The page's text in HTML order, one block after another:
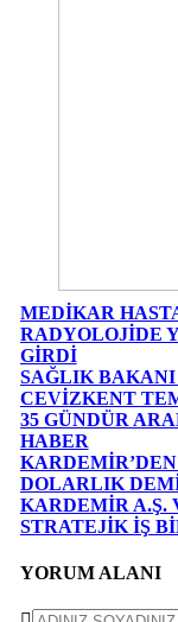
MEDİKAR
RADYOLOJİDE
GİRDİ
SAĞLIK BAKANI
CEVİZKENT
35 GÜNDÜR
HABER
DOLARLIK
KARDEMİR A.Ş.
STRATEJİK İŞ
YORUM ALANI